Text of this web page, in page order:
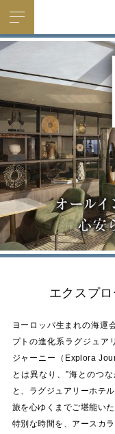
エクスプ
ヨーロッパ生まれの海運
プトの進化系ラグジュア
ジャーニー（Explora
とは異なり、”海とのつ
と、ラグジュアリーホテ
旅を心ゆくまでご堪能い
特別な時間を、アースカ